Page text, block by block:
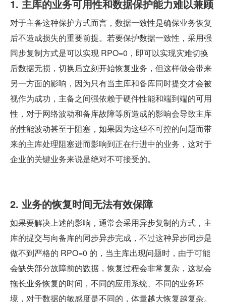
1. 主库的业务可用性和数据保护能力难以兼顾
对于主备这种保护方式而言，数据一致性是确保业务恢复
后不造成损失的重要前提。若要保护数据一致性，采用强
同步复制方式是可以实现 RPO=0，即可以实现灾难切换
后数据无损，切换后立刻开始恢复业务，但这样做会带来
另一方面的影响，因为只有当主库和备库同时提交才会被
视作为成功，主备之间强依赖于硬件性能和端到端的可用
性，对于网络波动和备库故障等所造成的影响会导致主库
的性能波动甚至于阻塞，如果因为这些不可控的问题而带
来的主库处理阻塞进而影响到正在行进中的业务，这对于
企业的关键业务来说是绝对不可接受的。
2. 业务的恢复时间无法有效保障
如果要解决上述的影响，通常会采用异步复制的方式，主
库的提交与向备库的同步异步完成，不过这种异步同步是
做不到严格的 RPO=0 的，当主库出现问题时，由于可能
会缺失部分故障前的数据，恢复过程会非常复杂，这就会
拖长业务恢复的时间，不同的应用系统、不同的业务环
境，对于数据的敏感度是不同的，体量越大恢复越复杂。